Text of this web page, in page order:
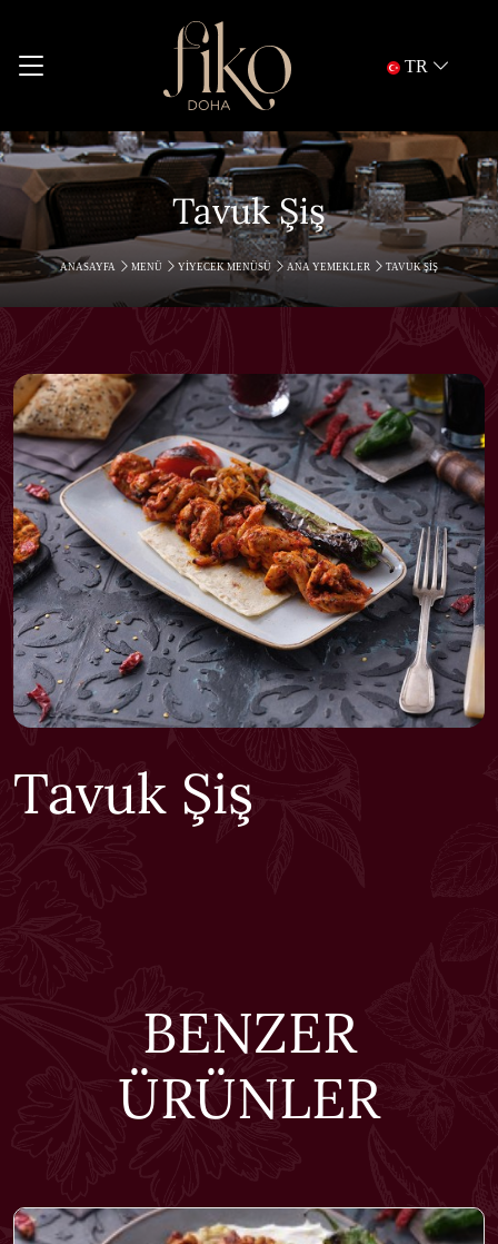
TR
Tavuk Şiş
ANASAYFA MENÜ YIYECEK MENÜSÜ ANA YEMEKLER TAVUK ŞIŞ
Tavuk Şiş
BENZER
ÜRÜNLER